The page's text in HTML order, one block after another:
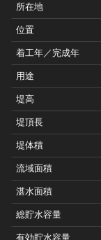
所在地
位置
着工年／完成年
用途
堤高
堤頂長
堤体積
流域面積
湛水面積
総貯水容量
有効貯水容量